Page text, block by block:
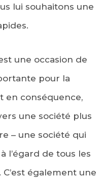
lui souhaitons une
une occasion de
pour la
en conséquence,
une société plus
– une société qui
l’égard de tous les
également une